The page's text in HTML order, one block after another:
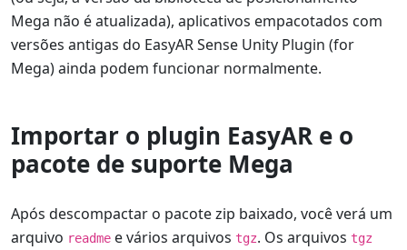
Mega não é atualizada), aplicativos empacotados com
versões antigas do EasyAR Sense Unity Plugin (for
Mega) ainda podem funcionar normalmente.
Importar o plugin EasyAR e o
pacote de suporte Mega
Após descompactar o pacote zip baixado, você verá um
arquivo readme e vários arquivos tgz. Os arquivos tgz